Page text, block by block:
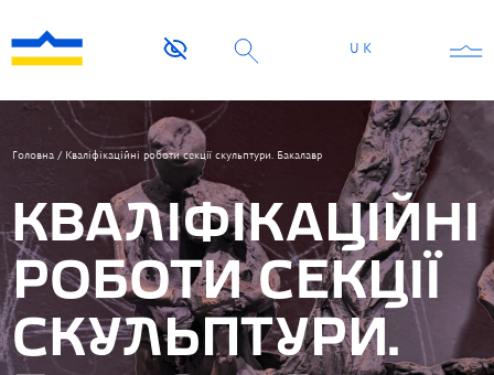
UK
Головна / Кваліфікаційні роботи секції скульптури. Бакалавр
КВАЛІФІКАЦІЙНІ
РОБОТИ СЕКЦІЇ
СКУЛЬПТУРИ.